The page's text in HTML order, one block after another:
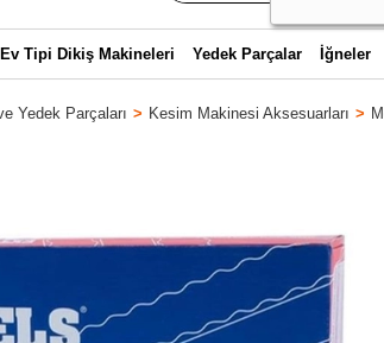
Ev Tipi Dikiş Makineleri Yedek Parçalar İğneler
Yedek Parçaları Kesim Makinesi Aksesuarları